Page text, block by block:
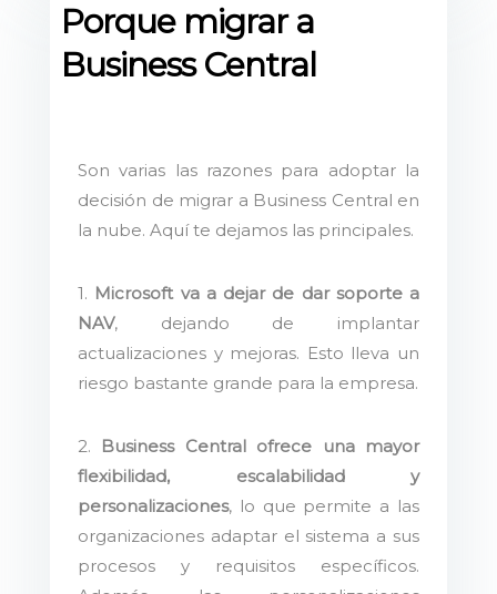
Porque migrar a
Business Central
Son varias las razones para adoptar la
decisión de migrar a Business Central en
la nube. Aquí te dejamos las principales.
1. Microsoft va a dejar de dar soporte a
NAV, dejando de implantar
actualizaciones y mejoras. Esto lleva un
riesgo bastante grande para la empresa.
2. Business Central ofrece una mayor
flexibilidad, escalabilidad y
personalizaciones, lo que permite a las
organizaciones adaptar el sistema a sus
procesos y requisitos específicos.